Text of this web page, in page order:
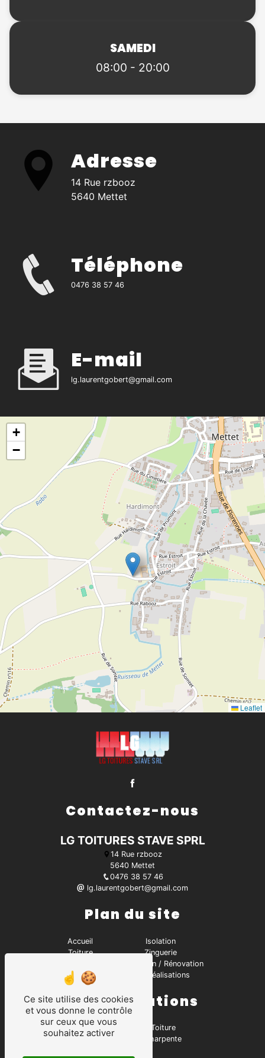
SAMEDI
08:00 - 20:00
Adresse
14 Rue rzbooz
5640 Mettet
Téléphone
0476 38 57 46
E-mail
lg.laurentgobert@gmail.com
+
−
Leaflet
Contactez-nous
LG TOITURES STAVE SPRL
14 Rue rzbooz
5640 Mettet
0476 38 57 46
lg.laurentgobert@gmail.com
Plan du site
Accueil
Toiture
Charpente
Isolation
Zinguerie
Réparation / Rénovation
Nos réalisations
Nos prestations
Charpentier
Zinguerie
Toiture
Charpente
Ce site utilise des cookies
et vous donne le contrôle
sur ceux que vous
souhaitez activer